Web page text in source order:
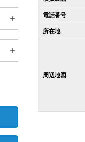
電話番号
所在地
周辺地図